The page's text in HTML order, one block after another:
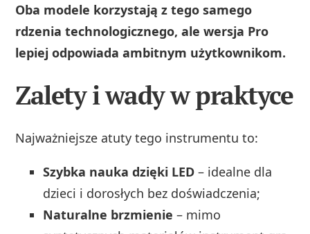
Oba modele korzystają z tego samego
rdzenia technologicznego, ale wersja Pro
lepiej odpowiada ambitnym użytkownikom.
Zalety i wady w praktyce
Najważniejsze atuty tego instrumentu to:
Szybka nauka dzięki LED – idealne dla
dzieci i dorosłych bez doświadczenia;
Naturalne brzmienie – mimo